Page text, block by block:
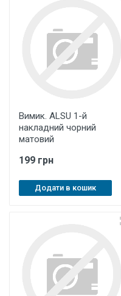
Вимик. ALSU 1-й
накладний чорний
матовий
199 грн
Додати в кошик